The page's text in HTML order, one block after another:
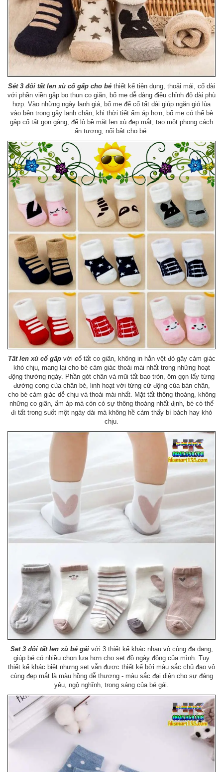
Sét 3 đôi tất len xù cổ gấp cho bé thiết kế tiện dụng, thoải mái, cổ dài
với phần viền gập bo thun co giãn, bố mẹ dễ dàng điều chỉnh độ dài phù
hợp. Vào những ngày lạnh giá, bố mẹ để cổ tất dài giúp ngăn gió lùa
vào bên trong gây lạnh chân, khi thời tiết ấm áp hơn, bố mẹ có thể bẻ
gập cổ tất gọn gàng, để lộ bề mặt len xù đẹp mắt, tạo một phong cách
ấn tượng, nổi bật cho bé.
Tất len xù cổ gấp với cổ tất co giãn, không in hằn vệt đỏ gây cảm giác
khó chịu, mang lại cho bé cảm giác thoải mái nhất trong những hoạt
động thường ngày. Phần gót chân và mũi tất bao tròn, ôm gọn lấy từng
đường cong của chân bé, linh hoạt với từng cử động của bàn chân,
cho bé cảm giác dễ chịu và thoải mái nhất. Mặt tất thông thoáng, không
những co giãn, ấm áp mà còn có sự thông thoáng nhất định, bé có thể
đi tất trong suốt một ngày dài mà không hề cảm thấy bí bách hay khó
chịu.
Set 3 đôi tất len xù bé gáivới 3 thiết kế khác nhau vô cùng đa dạng,
giúp bé có nhiều chọn lựa hơn cho set đồ ngày đông của mình. Tuy
thiết kế khác biệt nhưng set vẫn được thiết kế bởi màu sắc chủ đạo vô
cùng đẹp mắt là màu hồng dễ thương - màu sắc đại diện cho sự đáng
yêu, ngộ nghĩnh, trong sáng của bé gái.